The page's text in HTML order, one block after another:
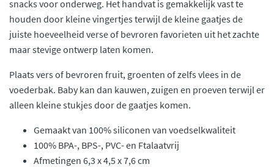
snacks voor onderweg. Het handvat is gemakkelijk vast te
houden door kleine vingertjes terwijl de kleine gaatjes de
juiste hoeveelheid verse of bevroren favorieten uit het zachte
maar stevige ontwerp laten komen.
Plaats vers of bevroren fruit, groenten of zelfs vlees in de
voederbak. Baby kan dan kauwen, zuigen en proeven terwijl er
alleen kleine stukjes door de gaatjes komen.
Gemaakt van 100% siliconen van voedselkwaliteit
100% BPA-, BPS-, PVC- en Ftalaatvrij
Afmetingen 6,3 x 4,5 x 7,6 cm